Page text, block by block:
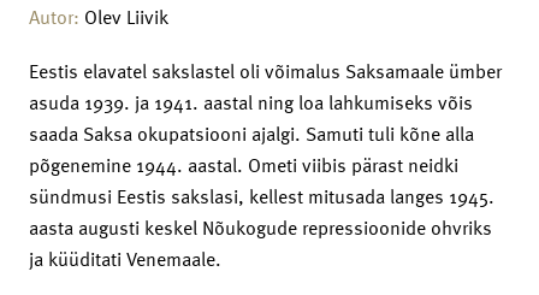
Autor: Olev Liivik
Eestis elavatel sakslastel oli võimalus Saksamaale ümber
asuda 1939. ja 1941. aastal ning loa lahkumiseks võis
saada Saksa okupatsiooni ajalgi. Samuti tuli kõne alla
põgenemine 1944. aastal. Ometi viibis pärast neidki
sündmusi Eestis sakslasi, kellest mitusada langes 1945.
aasta augusti keskel Nõukogude repressioonide ohvriks
ja küüditati Venemaale.